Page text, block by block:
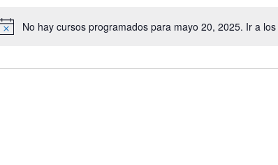
No hay cursos programados para mayo 20, 2025. Ir a los